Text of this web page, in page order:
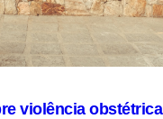
violência obstétrica